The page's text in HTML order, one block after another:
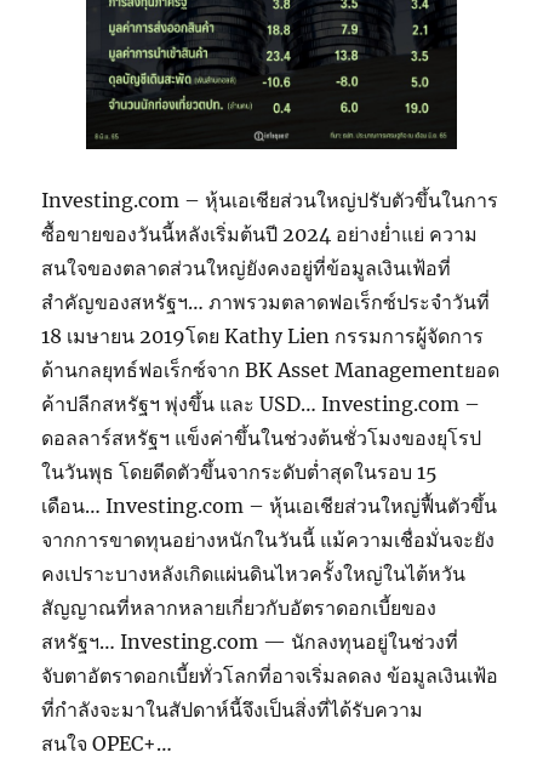
Investing.com – หุ้นเอเชียส่วนใหญ่ปรับตัวขึ้นในการ
ซื้อขายของวันนี้หลังเริ่มต้นปี 2024 อย่างย่ำแย่ ความ
สนใจของตลาดส่วนใหญ่ยังคงอยู่ที่ข้อมูลเงินเฟ้อที่
สำคัญของสหรัฐฯ… ภาพรวมตลาดฟอเร็กซ์ประจำวันที่
18 เมษายน 2019โดย Kathy Lien กรรมการผู้จัดการ
ด้านกลยุทธ์ฟอเร็กซ์จาก BK Asset Managementยอด
ค้าปลีกสหรัฐฯ พุ่งขึ้น และ USD… Investing.com –
ดอลลาร์สหรัฐฯ แข็งค่าขึ้นในช่วงต้นชั่วโมงของยุโรป
ในวันพุธ โดยดีดตัวขึ้นจากระดับต่ำสุดในรอบ 15
เดือน… Investing.com – หุ้นเอเชียส่วนใหญ่ฟื้นตัวขึ้น
จากการขาดทุนอย่างหนักในวันนี้ แม้ความเชื่อมั่นจะยัง
คงเปราะบางหลังเกิดแผ่นดินไหวครั้งใหญ่ในไต้หวัน
สัญญาณที่หลากหลายเกี่ยวกับอัตราดอกเบี้ยของ
สหรัฐฯ… Investing.com — นักลงทุนอยู่ในช่วงที่
จับตาอัตราดอกเบี้ยทั่วโลกที่อาจเริ่มลดลง ข้อมูลเงินเฟ้อ
ที่กำลังจะมาในสัปดาห์นี้จึงเป็นสิ่งที่ได้รับความ
สนใจ OPEC+…